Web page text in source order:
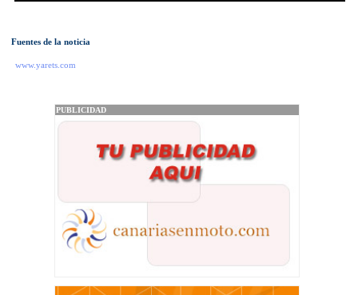
Fuentes de la noticia
www.yarets.com
PUBLICIDAD